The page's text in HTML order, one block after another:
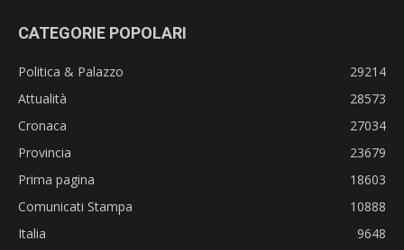
CATEGORIE POPOLARI
Politica & Palazzo
29214
Attualità
28573
Cronaca
27034
Provincia
23679
Prima pagina
18603
Comunicati Stampa
10888
Italia
9648